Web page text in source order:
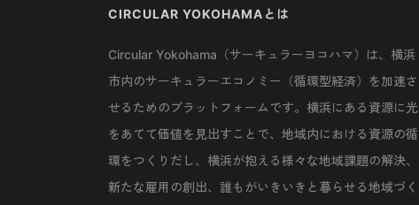
CIRCULAR YOKOHAMAとは
Circular Yokohama（サーキュラーヨコハマ）は、横浜
市内のサーキュラーエコノミー（循環型経済）を加速さ
せるためのプラットフォームです。横浜にある資源に光
をあてて価値を見出すことで、地域内における資源の循
環をつくりだし、横浜が抱える様々な地域課題の解決、
新たな雇用の創出、誰もがいきいきと暮らせる地域づく